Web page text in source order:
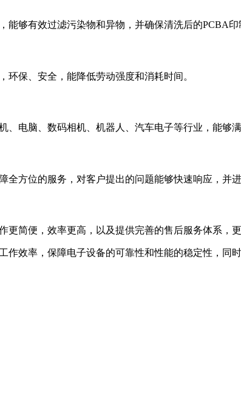
能够有效过滤污染物和异物，并确保清洗后的PCBA
环保、安全，能降低劳动强度和消耗时间。
、电脑、数码相机、机器人、汽车电子等行业，能够
全方位的服务，对客户提出的问题能够快速响应，并
更简便，效率更高，以及提供完善的售后服务体系，更
作效率，保障电子设备的可靠性和性能的稳定性，同